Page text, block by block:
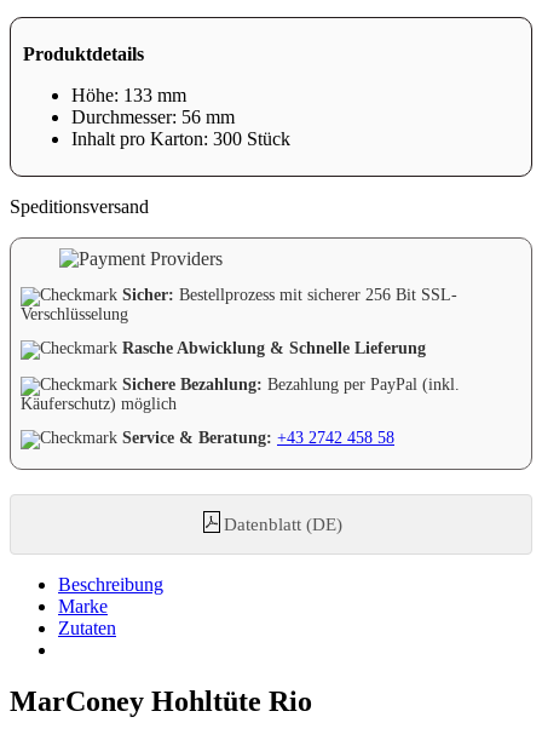
Produktdetails
Höhe: 133 mm
Durchmesser: 56 mm
Inhalt pro Karton: 300 Stück
Speditionsversand
Sicher: Bestellprozess mit sicherer 256 Bit SSL-
Verschlüsselung
Rasche Abwicklung & Schnelle Lieferung
Sichere Bezahlung: Bezahlung per PayPal (inkl.
Käuferschutz) möglich
Service & Beratung: +43 2742 458 58
Datenblatt (DE)
Beschreibung
Marke
Zutaten
MarConey Hohltüte Rio